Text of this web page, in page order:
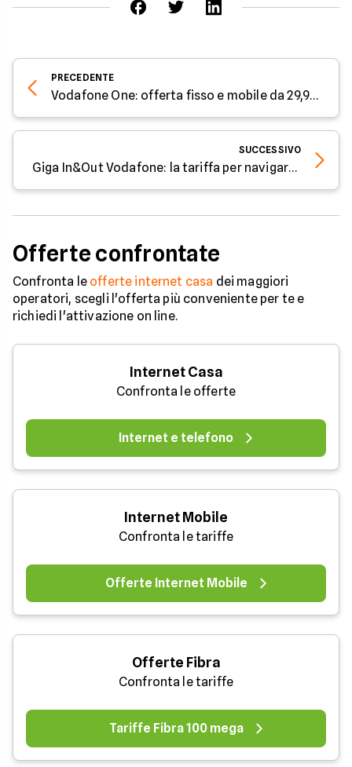
PRECEDENTE
Vodafone One: offerta fisso e mobile da 29,90 euro
SUCCESSIVO
Giga In&Out Vodafone: la tariffa per navigare da mobile
Offerte confrontate
Confronta le offerte internet casa dei maggiori
operatori, scegli l'offerta più conveniente per te e
richiedi l'attivazione on line.
Internet Casa
Confronta le offerte
Internet e telefono
Internet Mobile
Confronta le tariffe
Offerte Internet Mobile
Offerte Fibra
Confronta le tariffe
Tariffe Fibra 100 mega